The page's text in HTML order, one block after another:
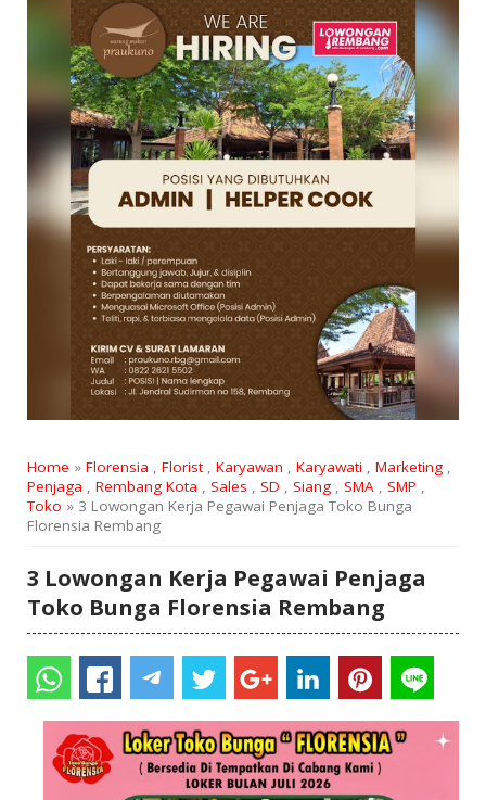
SURAT LAMARAN
RIWAYAT HIDUP
Home » Florensia , Florist, Karyawan , Karyawati , Marketing,
Penjaga , Rembang Kota , Sales , SD , Siang, SMA, SMP ,
Toko » 3 Lowongan Kerja Pegawai Penjaga Toko Bunga
Florensia Rembang
3 Lowongan Kerja Pegawai Penjaga
Toko Bunga Florensia Rembang